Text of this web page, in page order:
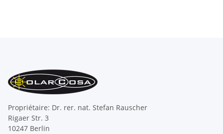
Propriétaire: Dr. rer. nat. Stefan Rauscher
Rigaer Str. 3
10247 Berlin